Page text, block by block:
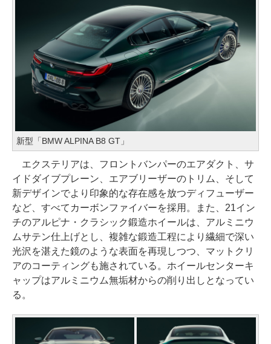
新型「BMW ALPINA B8 GT」
エクステリアは、フロントバンパーのエアダクト、サ
イドダイブプレーン、エアブリーザーのトリム、そして
新デザインでより印象的な存在感を放つディフューザー
など、すべてカーボンファイバーを採用。また、21イン
チのアルピナ・クラシック鍛造ホイールは、アルミニウ
ムサテン仕上げとし、複雑な鍛造工程により繊細で深い
光沢を湛えた鏡のような表面を再現しつつ、マットクリ
アのコーティングも施されている。ホイールセンターキ
ャップはアルミニウム無垢材からの削り出しとなってい
る。